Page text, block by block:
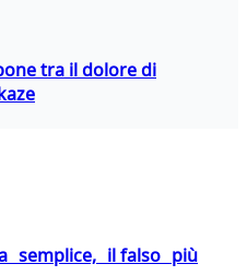
tra il dolore di
semplice, il falso più